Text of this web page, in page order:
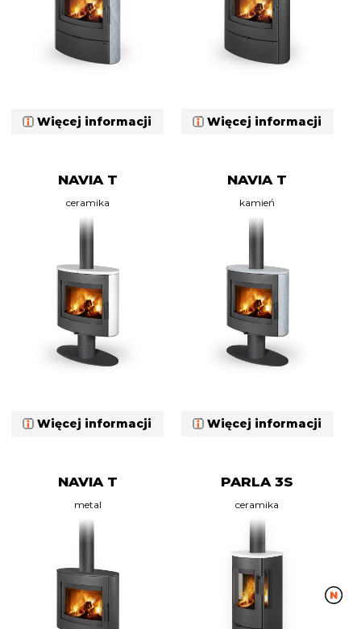
Więcej informacji Więcej informacji
NAVIA T
ceramika
Więcej informacji
NAVIA T
kamień
Więcej informacji
NAVIA T
metal
PARLA 3S
ceramika